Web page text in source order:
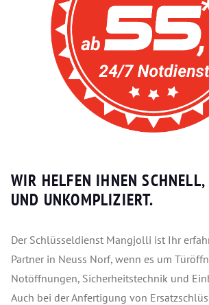
WIR HELFEN IHNEN SCHNELL,
UND UNKOMPLIZIERT.
Der Schlüsseldienst Mangjolli ist Ihr
Partner in Neuss Norf, wenn es um
Notöffnungen, Sicherheitstechnik und
Auch bei der Anfertigung von